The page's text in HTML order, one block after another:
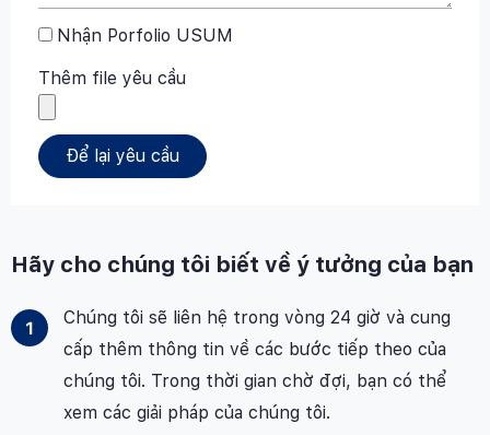
Nhận Porfolio USUM
Thêm file yêu cầu
Để lại yêu cầu
Hãy cho chúng tôi biết về ý tưởng của bạn
Chúng tôi sẽ liên hệ trong vòng 24 giờ và cung
cấp thêm thông tin về các bước tiếp theo của
chúng tôi. Trong thời gian chờ đợi, bạn có thể
xem các giải pháp của chúng tôi.